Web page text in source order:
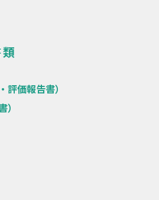
価報告書）